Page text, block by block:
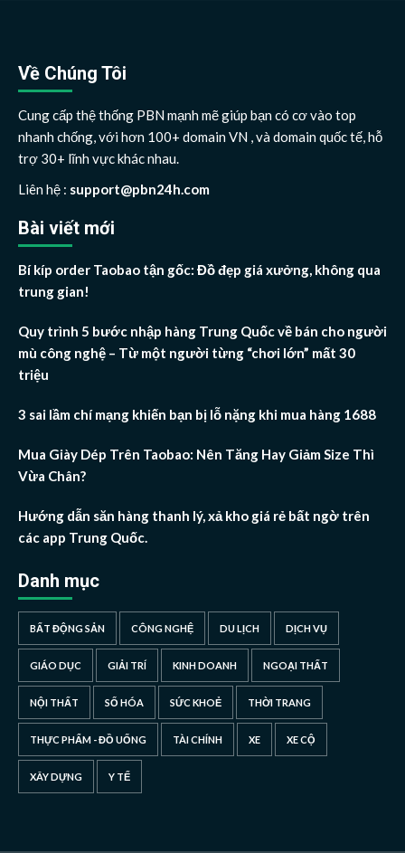
Về Chúng Tôi
Cung cấp thệ thống PBN mạnh mẽ giúp bạn có cơ vào top
nhanh chống, với hơn 100+ domain VN , và domain quốc tế, hỗ
trợ 30+ lĩnh vực khác nhau.
Liên hệ : support@pbn24h.com
Bài viết mới
Bí kíp order Taobao tận gốc: Đồ đẹp giá xưởng, không qua
trung gian!
Quy trình 5 bước nhập hàng Trung Quốc về bán cho người
mù công nghệ – Từ một người từng “chơi lớn” mất 30
triệu
3 sai lầm chí mạng khiến bạn bị lỗ nặng khi mua hàng 1688
Mua Giày Dép Trên Taobao: Nên Tăng Hay Giảm Size Thì
Vừa Chân?
Hướng dẫn săn hàng thanh lý, xả kho giá rẻ bất ngờ trên
các app Trung Quốc.
Danh mục
BẤT ĐỘNG SẢN CÔNG NGHỆ DU LỊCH DỊCH VỤ
GIÁO DỤC GIẢI TRÍ KINH DOANH NGOẠI THẤT
NỘI THẤT SỐ HÓA SỨC KHOẺ THỜI TRANG
THỰC PHẨM - ĐỒ UỐNG TÀI CHÍNH XE XE CỘ
XÂY DỰNG Y TẾ